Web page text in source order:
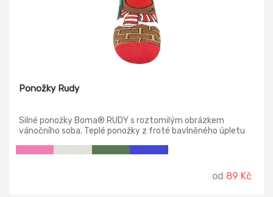
Ponožky Rudy
Silné ponožky Boma® RUDY s roztomilým obrázkem
vánočního soba. Teplé ponožky z froté bavlněného úpletu
od 89 Kč